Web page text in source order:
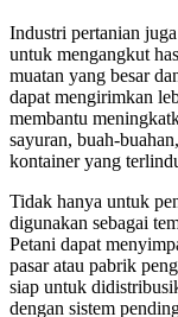
Industri pertanian
untuk mengangkut
muatan yang besar
dapat mengirimkan
membantu
sayuran, buah-
kontainer yang
Tidak hanya untuk
digunakan sebagai
Petani dapat
pasar atau pabrik
siap untuk
dengan sistem